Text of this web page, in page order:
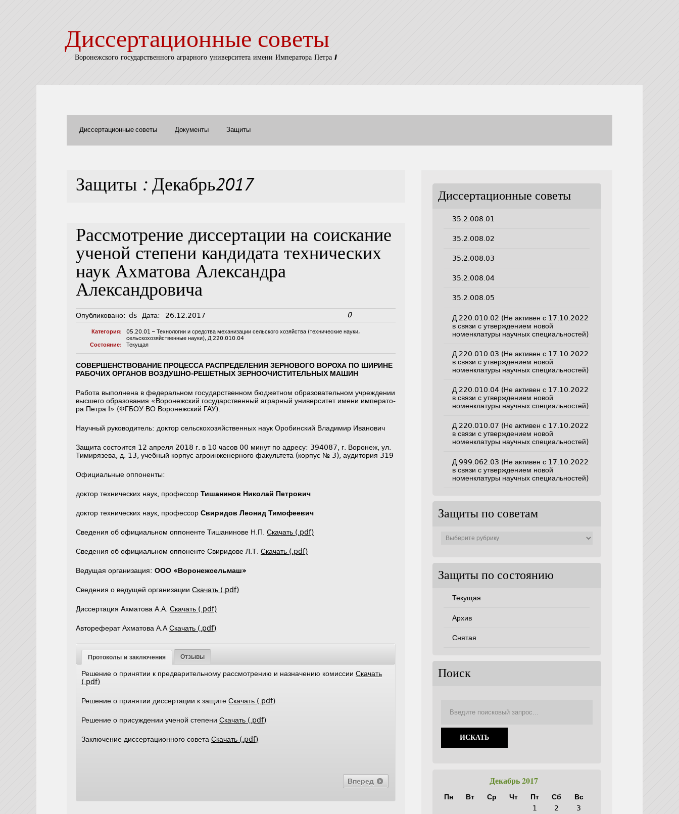
Диссертационные советы
Воронежского государственного аграрного университета имени Императора Петра I
Диссертационные советы Документы Защиты
Защиты : Декабрь2017
Рассмотрение диссертации на соискание
ученой степени кандидата технических
наук Ахматова Александра
Александровича
Опубликовано: ds Дата: 26.12.2017 0
Категория:
05.20.01 – Технологии и средства механизации сельского хозяйства (технические науки,
сельскохозяйственные науки),Д 220.010.04
Состояние:
Текущая
СОВЕРШЕНСТВОВАНИЕ ПРОЦЕССА РАСПРЕДЕЛЕНИЯ ЗЕРНОВОГО ВОРОХА ПО ШИРИНЕ
РАБОЧИХ ОРГАНОВ ВОЗДУШНО-РЕШЕТНЫХ ЗЕРНООЧИСТИТЕЛЬНЫХ МАШИН
Работа выполнена в федеральном государственном бюджетном образовательном учреждении
высшего образования «Воронежский государственный аграрный университет имени императо­
ра Петра I» (ФГБОУ ВО Воронежский ГАУ).
Научный руководитель: доктор сельскохозяйственных наук Оробинский Владимир Иванович
Защита состоится 12 апреля 2018 г. в 10 часов 00 минут по адресу: 394087, г. Воронеж, ул.
Тимирязева, д. 13, учебный корпус агроинженерного факультета (корпус № 3), аудитория 319
Официальные оппоненты:
доктор технических наук, профессорТишанинов Николай Петрович
доктор технических наук, профессорСвиридов Леонид Тимофеевич
Сведения об официальном оппоненте Тишанинове Н.П.Скачать (.pdf)
Сведения об официальном оппоненте Свиридове Л.Т.Скачать (.pdf)
Ведущая организация:ООО «Воронежсельмаш»
Сведения о ведущей организацииСкачать (.pdf)
Диссертация Ахматова А.А.Скачать (.pdf)
Автореферат Ахматова А.АСкачать (.pdf)
Протоколы и заключения Отзывы
Решение о принятии к предварительному рассмотрению и назначению комиссииСкачать
(.pdf)
Решение о принятии диссертации к защитеСкачать (.pdf)
Решение о присуждении ученой степениСкачать (.pdf)
Заключение диссертационного советаСкачать (.pdf)
Вперед
Диссертационные советы
35.2.008.01
35.2.008.02
35.2.008.03
35.2.008.04
35.2.008.05
Д 220.010.02 (Не активен с 17.10.2022
в связи с утверждением новой
номенклатуры научных специальностей)
Д 220.010.03 (Не активен с 17.10.2022
в связи с утверждением новой
номенклатуры научных специальностей)
Д 220.010.04 (Не активен с 17.10.2022
в связи с утверждением новой
номенклатуры научных специальностей)
Д 220.010.07 (Не активен с 17.10.2022
в связи с утверждением новой
номенклатуры научных специальностей)
Д 999.062.03 (Не активен с 17.10.2022
в связи с утверждением новой
номенклатуры научных специальностей)
Защиты по советам
Защиты по состоянию
Текущая
Архив
Снятая
Поиск
Декабрь 2017
Пн Вт Ср Чт Пт Сб
Вс
1
2
3